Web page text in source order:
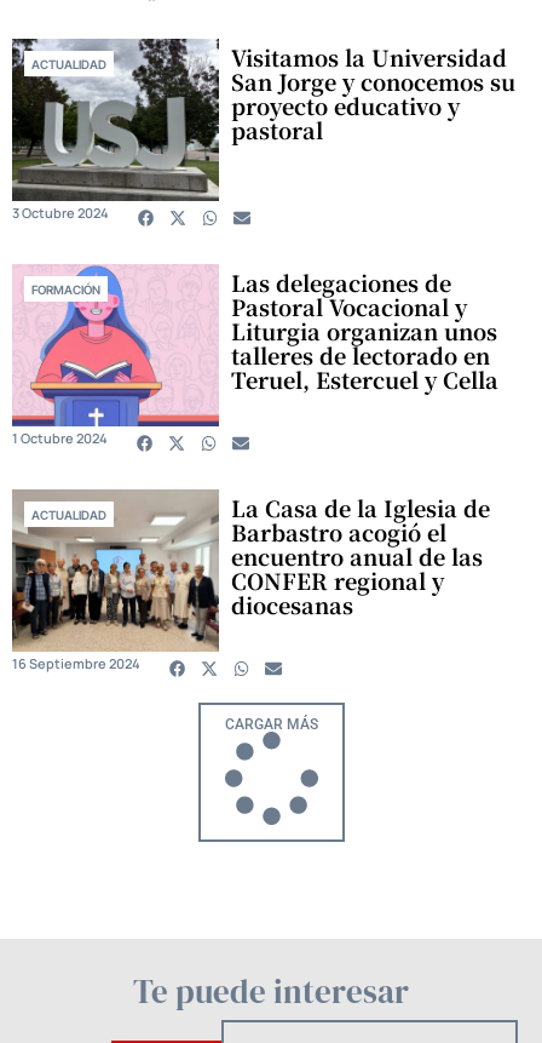
ACTUALIDAD Visitamos la Universidad
San Jorge y conocemos su
proyecto educativo y
pastoral
3 Octubre 2024
FORMACIÓN Las delegaciones de
Pastoral Vocacional y
Liturgia organizan unos
talleres de lectorado en
Teruel, Estercuel y Cella
1 Octubre 2024
ACTUALIDAD La Casa de la Iglesia de
Barbastro acogió el
encuentro anual de las
CONFER regional y
diocesanas
16 Septiembre 2024
CARGAR MÁS
Te puede interesar